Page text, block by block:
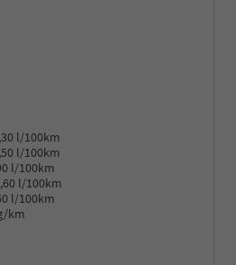
l/100km
l/100km
l/100km
l/100km
l/100km
km